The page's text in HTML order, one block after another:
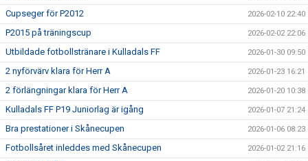
Cupseger för P2012 2026-02-10 22:40
P2015 på träningscup 2026-02-02 22:06
Utbildade fotbollstränare i Kulladals FF 2026-01-30 09:50
2 nyförvärv klara för Herr A 2026-01-23 16:21
2 förlängningar klara för Herr A 2026-01-20 10:38
Kulladals FF P19 Juniorlag är igång 2026-01-07 21:24
Bra prestationer i Skånecupen 2026-01-06 08:23
Fotbollsåret inleddes med Skånecupen 2026-01-02 21:16